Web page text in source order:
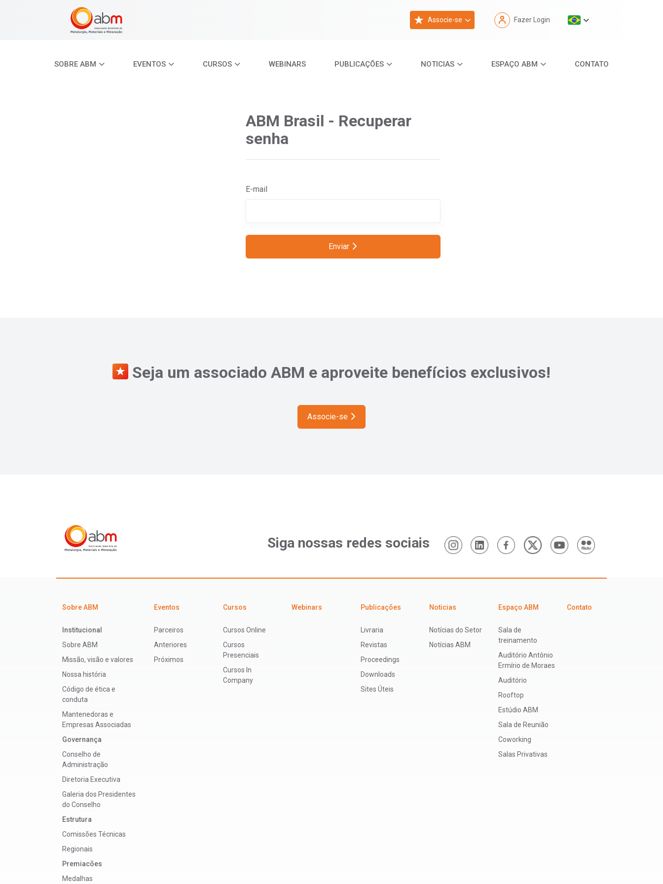
Associe-se Fazer Login
SOBRE ABM EVENTOS CURSOS WEBINARS PUBLICAÇÕES NOTICIAS ESPAÇO ABM CONTATO
ABM Brasil - Recuperar
senha
E-mail
Enviar
Seja um associado ABM e aproveite benefícios exclusivos!
Associe-se
Siga nossas redes sociais
Sobre ABM
Institucional
Sobre ABM
Missão, visão e valores
Nossa história
Código de ética e
conduta
Mantenedoras e
Empresas Associadas
Governança
Conselho de
Administração
Diretoria Executiva
Galeria dos Presidentes
do Conselho
Estrutura
Comissões Técnicas
Regionais
Premiacões
Medalhas
Eventos
Parceiros
Anteriores
Próximos
Cursos
Cursos Online
Cursos
Presenciais
Cursos In
Company
Webinars Publicações
Livraria
Revistas
Proceedings
Downloads
Sites Úteis
Noticias
Notícias do Setor
Notícias ABM
Espaço ABM
Sala de
treinamento
Auditório Antônio
Ermírio de Moraes
Auditório
Rooftop
Estúdio ABM
Sala de Reunião
Coworking
Salas Privativas
Contato